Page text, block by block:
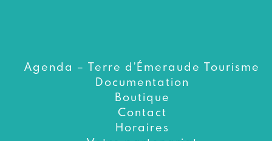
Agenda – Terre d’Émeraude Tourisme
Documentation
Boutique
Contact
Horaires